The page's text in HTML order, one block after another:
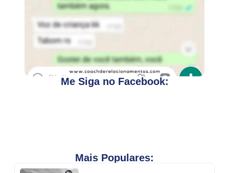
Me Siga no Facebook:
Mais Populares: